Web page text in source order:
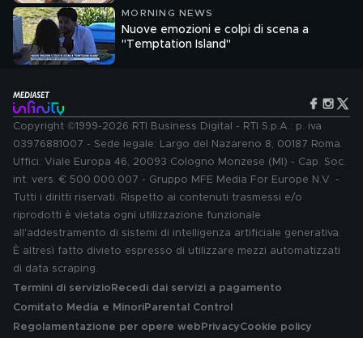
MORNING NEWS
Nuove emozioni e colpi di scena a
"Temptation Island"
Copyright ©1999-2026 RTI Business Digital - RTI S.p.A.: p. iva
03976881007 - Sede legale: Largo del Nazareno 8, 00187 Roma.
Uffici: Viale Europa 46, 20093 Cologno Monzese (MI) - Cap. Soc.
int. vers. € 500.000.007 - Gruppo MFE Media For Europe N.V. -
Tutti i diritti riservati. Rispetto ai contenuti trasmessi e/o
riprodotti è vietata ogni utilizzazione funzionale
all'addestramento di sistemi di intelligenza artificiale generativa.
È altresì fatto divieto espresso di utilizzare mezzi automatizzati
di data scraping.
Termini di servizio Recedi dai servizi a pagamento
Comitato Media e MinoriParental Control
Regolamentazione per opere web PrivacyCookie policy